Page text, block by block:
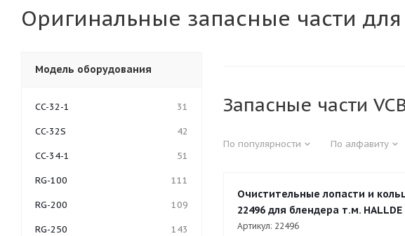
Оригинальные запасные части
Запасные части
По популярности По алфавиту
Очистительные лопасти и
22496 для блендера т.м.
Артикул: 22496
Модель оборудования
CC-32-1 31
CC-32S 42
CC-34-1 51
RG-100 111
RG-200 109
RG-250 143